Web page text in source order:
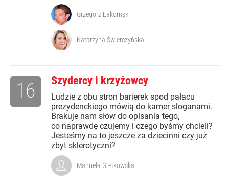
Grzegorz Łakomski
Katarzyna Świerczyńska
Szydercy i krzyżowcy
Ludzie z obu stron barierek spod pałacu
prezydenckiego mówią do kamer sloganami.
Brakuje nam słów do opisania tego,
co naprawdę czujemy i czego byśmy chcieli?
Jesteśmy na to jeszcze za dziecinni czy już
zbyt sklerotyczni?
16
Manuela Gretkowska